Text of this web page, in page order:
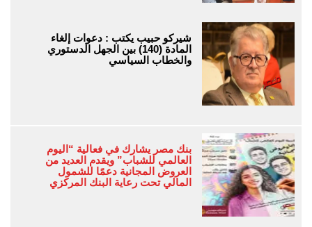
شيركو حبيب يكتب : دعوات إلغاء
المادة (140) بين الجهل الدستوري
والخطاب السياسي
بنك مصر يشارك في فعالية “اليوم
العالمي للشباب” ويقدم العديد من
العروض المجانية دعمًا للشمول
المالي تحت رعاية البنك المركزي